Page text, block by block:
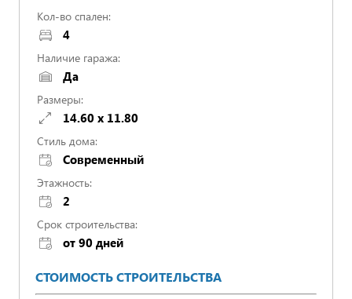
Кол-во спален:
4
Наличие гаража:
Да
Размеры:
14.60 x 11.80
Стиль дома:
Cовременный
Этажность:
2
Срок строительства:
от 90 дней
СТОИМОСТЬ СТРОИТЕЛЬСТВА